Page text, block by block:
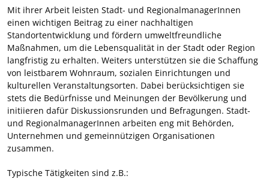
Mit ihrer Arbeit leisten Stadt- und RegionalmanagerInnen
einen wichtigen Beitrag zu einer nachhaltigen
Standortentwicklung und fördern umweltfreundliche
Maßnahmen, um die Lebensqualität in der Stadt oder Region
langfristig zu erhalten. Weiters unterstützen sie die Schaffung
von leistbarem Wohnraum, sozialen Einrichtungen und
kulturellen Veranstaltungsorten. Dabei berücksichtigen sie
stets die Bedürfnisse und Meinungen der Bevölkerung und
initiieren dafür Diskussionsrunden und Befragungen. Stadt-
und RegionalmanagerInnen arbeiten eng mit Behörden,
Unternehmen und gemeinnützigen Organisationen
zusammen.
Typische Tätigkeiten sind z.B.: